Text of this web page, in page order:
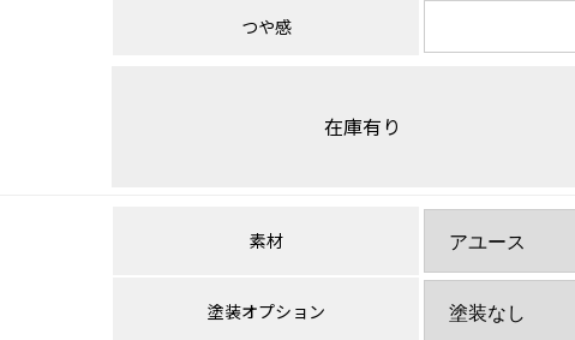
つや感
在庫有り
素材
塗装オプション